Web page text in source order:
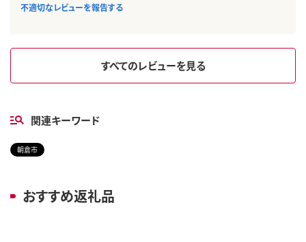
不適切なレビューを報告する
すべてのレビューを見る
関連キーワード
朝倉市
おすすめ返礼品